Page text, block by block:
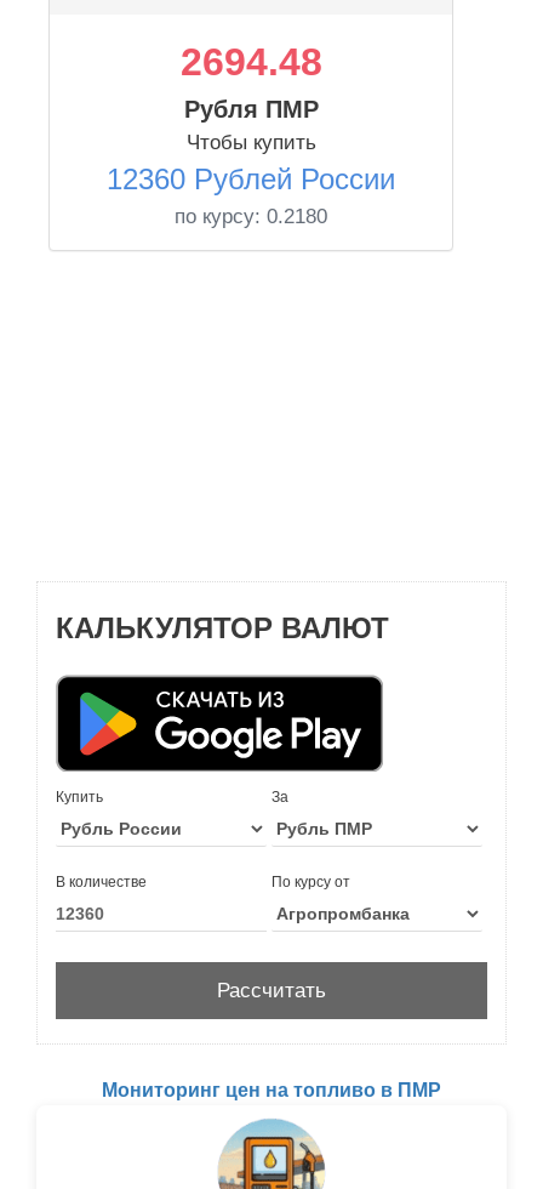
2694.48
Рубля ПМР
Чтобы купить
12360 Рублей России
по курсу: 0.2180
КАЛЬКУЛЯТОР ВАЛЮТ
Купить За
В количестве По курсу от
Мониторинг цен на топливо в ПМР